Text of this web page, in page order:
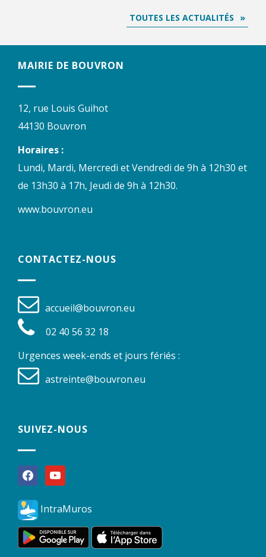
TOUTES LES ACTUALITÉS
MAIRIE DE BOUVRON
12, rue Louis Guihot
44130 Bouvron
Horaires :
Lundi, Mardi, Mercredi et Vendredi de 9h à 12h30 et
de 13h30 à 17h, Jeudi de 9h à 12h30.
www.bouvron.eu
CONTACTEZ-NOUS
accueil@bouvron.eu
02 40 56 32 18
Urgences week-ends et jours fériés :
astreinte@bouvron.eu
SUIVEZ-NOUS
facebookyoutube
IntraMuros